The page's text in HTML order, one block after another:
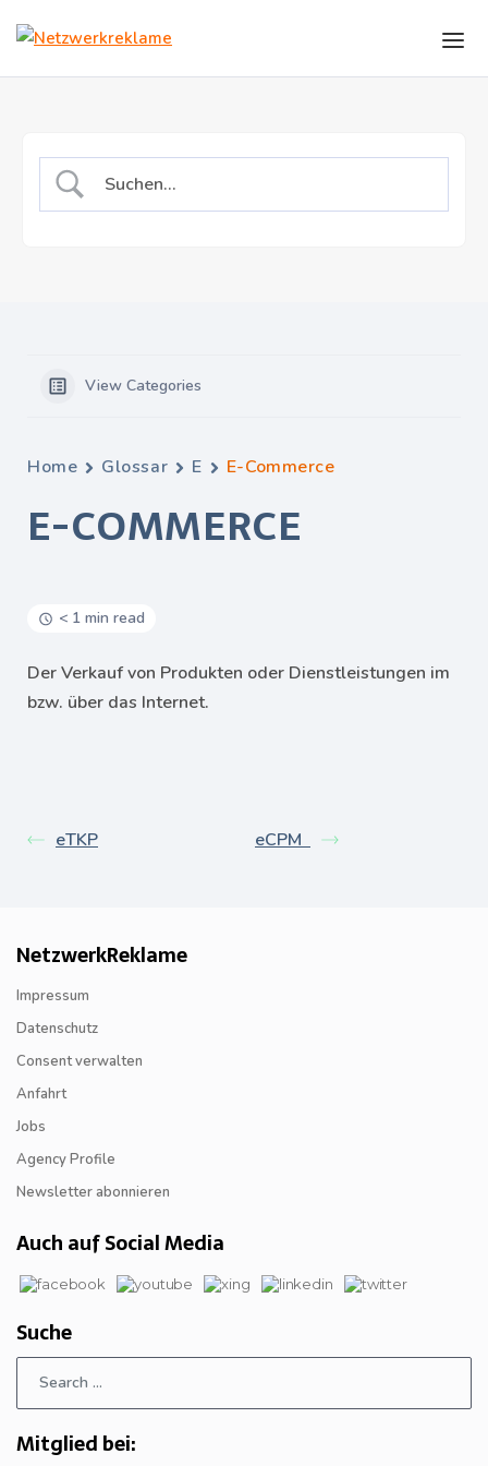
View Categories
Home Glossar E E-Commerce
E-COMMERCE
< 1 min read
Der Verkauf von Produkten oder Dienstleistungen im
bzw. über das Internet.
eTKP eCPM
NetzwerkReklame
Impressum
Datenschutz
Consent verwalten
Anfahrt
Jobs
Agency Profile
Newsletter abonnieren
Auch auf Social Media
Suche
Mitglied bei: